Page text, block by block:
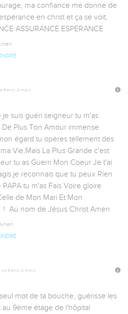
ma confiance me donne de
en christ et ça se voit,
ASSURANCE ESPERANCE
9 ans, 2 mois
suis guéri seigneur tu m'as
Plus Ton Amour immense
égard tu opères tellement des
Vie,Mais La Plus Grande c'est
tu as Guerri Mon Coeur Je t'ai
je reconnais que tu peux Rien
tu m'as Fais Voire gloire
de Mon Mari Et Mon
!  Au nom de Jésus Christ Amen
y a 9 ans, 2 mois
mot de ta bouche, guérisse les
au 9ème étage de l'hôpital